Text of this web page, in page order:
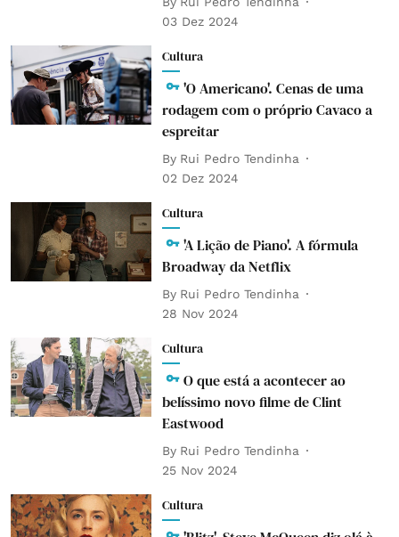
03 Dez 2024
Cultura
'O Americano'. Cenas de uma
rodagem com o próprio Cavaco a
espreitar
By Rui Pedro Tendinha
02 Dez 2024
Cultura
'A Lição de Piano'. A fórmula
Broadway da Netflix
By Rui Pedro Tendinha
28 Nov 2024
Cultura
O que está a acontecer ao
belíssimo novo filme de Clint
Eastwood
By Rui Pedro Tendinha
25 Nov 2024
Cultura